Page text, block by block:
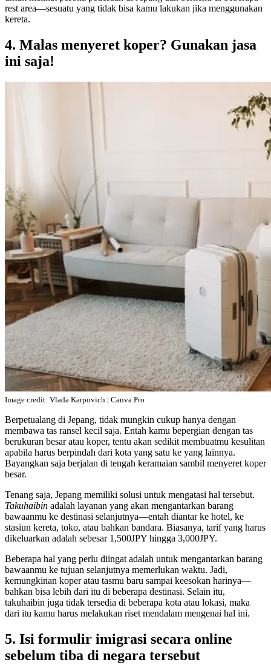
rest area—sesuatu yang tidak bisa kamu lakukan jika menggunakan
kereta.
4. Malas menyeret koper? Gunakan jasa
ini saja!
Image credit: Vlada Karpovich | Canva Pro
Berpetualang di Jepang, tidak mungkin cukup hanya dengan
membawa tas ransel kecil saja. Entah kamu bepergian dengan tas
berukuran besar atau koper, tentu akan sedikit membuatmu kesulitan
apabila harus berpindah dari kota yang satu ke yang lainnya.
Bayangkan saja berjalan di tengah keramaian sambil menyeret koper
besar.
Tenang saja, Jepang memiliki solusi untuk mengatasi hal tersebut.
Takuhaibin adalah layanan yang akan mengantarkan barang
bawaanmu ke destinasi selanjutnya—entah diantar ke hotel, ke
stasiun kereta, toko, atau bahkan bandara. Biasanya, tarif yang harus
dikeluarkan adalah sebesar 1,500JPY hingga 3,000JPY.
Beberapa hal yang perlu diingat adalah untuk mengantarkan barang
bawaanmu ke tujuan selanjutnya memerlukan waktu. Jadi,
kemungkinan koper atau tasmu baru sampai keesokan harinya—
bahkan bisa lebih dari itu di beberapa destinasi. Selain itu,
takuhaibin juga tidak tersedia di beberapa kota atau lokasi, maka
dari itu kamu harus melakukan riset mendalam mengenai hal ini.
5. Isi formulir imigrasi secara online
sebelum tiba di negara tersebut